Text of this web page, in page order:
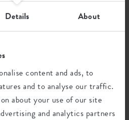
Details About
content and ads, to
and to analyse our traffic.
about your use of our site
and analytics partners
Guarantee
99
Protégé contre les UV
Résistant au gel